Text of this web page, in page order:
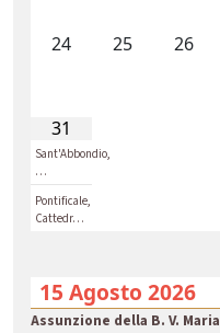
24 25 26
31
Sant'Abbondio,
…
Pontificale,
Cattedr…
15 Agosto 2026
Assunzione della B. V. Maria